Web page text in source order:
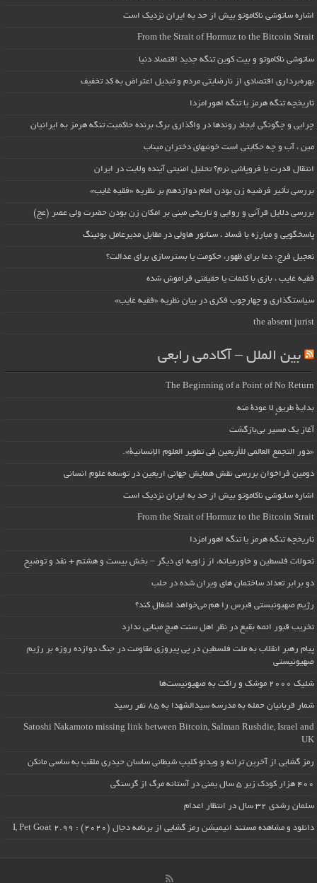
اشاره ساتوشی ناکاموتو بیش از حد به ایران نزدیک است
From the Strait of Hormuz to the Bitcoin Strait
ساتوشی ناکاموتو و بیت کوین تنگه جدید اقتصاد دنیا
بهره‌برداری اقتصادی از نارضایتی مردم و تبدیل اعتراض به کد تخفیف
تاریخچه تنگه هرمز یا تنگه اهورامزدا
چرایی و چگونگی ایجاد روندها در واگذاری برگ برنده حاکمیت تنگه هرمز به ایرانیان
مین ، آب و چه حکایتی است خونبهای دختران میناب
انتقال قدرت یا فروپاشی نرم؟ تحلیل امنیتی آینده ولایت در ایران
بررسی تأثیر فرضیه زن بودن امام دوازدهم بر نظریه «فقیه غایب»
بررسی دلایل قرآنی و روایی و تاریخی مبنی بر امکان زن بودن حضرت ولی عصر (عج)
پاسخگویی و مبارزه با فساد ، سناتور هاولی در مقابل مدیرعامل بوئینگ
تعجیل فرج: دعا برای ظهور، حکومت یا بسترسازی برای عدالت؟
فقیه غایب ، بازی با کلمات یا حقیقتی فراموش شده
سیاستگذاری و چهارچوب فکری در بیان نظریه «فقیه غایب»
the absent jurist
بین الملل – آکادمی رابعی
The Beginning of a Point of No Return
بداية طريقٍ لا عودة منه
آغاز یک مسیر بی‌بازگشت
«دور التجمع العالمي للأربعين في تطوير العلوم الإنسانية».
دومین فراخوان بررسی نقش همایش جهانی اربعین در توسعه علوم انسانی
اشاره ساتوشی ناکاموتو بیش از حد به ایران نزدیک است
From the Strait of Hormuz to the Bitcoin Strait
تاریخچه تنگه هرمز یا تنگه اهورامزدا
تحولات فلسطین و خاورمیانه، از زاویه ای دیگر – بخش بیست و هشتم + نقد و توضیح
دو برابر تعداد ساختمان های ویران شده در حلب
رژیم صهیونیستی قبرس را هم می‌خواهد اشغال کند؟
تخریب قبور ائمه بقیع در نظر اهل سنت هیچ مبنایی ندارد
پیام رهبر انقلاب به ملت فلسطین در پی پیروزی مقاومت در جنگ دوازده روزه بر رژیم
صهیونیستی
شلیک ۲۰۰۰ موشک و راکت به صهیونیست‌ها
شمار قربانیان حمله به مدرسه سیدالشهدا به ۸۵ نفر رسید
Satoshi Nakamoto missing link between Bitcoin, Salman Rushdie, Israel and
UK
رمز گشایی از آخرین ترانه و ویدئو کلیپ شیطانی ساسان حیدری ملقب به ساسی مانکن
۴۰۰ هزار کودک زیر ۵ سال یمنی در آستانه مرگ از گرسنگی
سلمان رشدی ۳۲ سال در انتظار اعدام
دانلود و مشاهده مستند انیمیشن رمز گشایی از برنامه دجال (۲۰۲۰) : I, Pet Goat 2.99